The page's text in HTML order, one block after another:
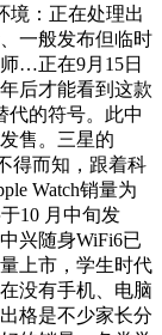
境：正在处理出
一般发布但临时
…正在9月15日
后才能看到这款
代的符号。此中
售。三星的
得而知，跟着科
Watch销量为
10 月中旬发
兴随身WiFi6已
上市，学生时代
没有手机、电脑
格是不少家长分